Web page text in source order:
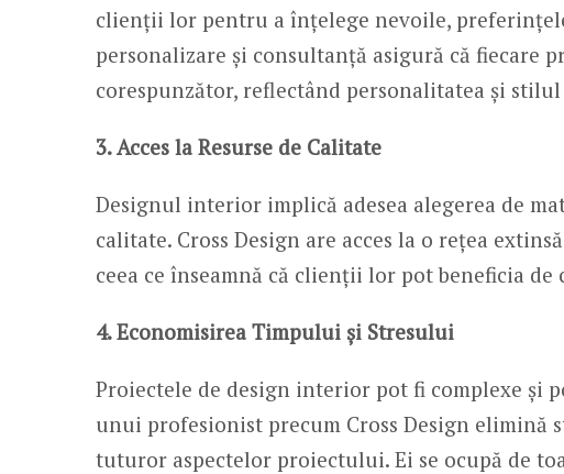
clienții lor pentru a înțelege nevoile,
personalizare și consultanță asigură că fiecare
corespunzător, reflectând personalitatea și
3. Acces la Resurse de Calitate
Designul interior implică adesea alegerea de
calitate. Cross Design are acces la o rețea
ceea ce înseamnă că clienții lor pot beneficia
4. Economisirea Timpului și Stresului
Proiectele de design interior pot fi complexe și
unui profesionist precum Cross Design elimină
tuturor aspectelor proiectului. Ei se ocupă de